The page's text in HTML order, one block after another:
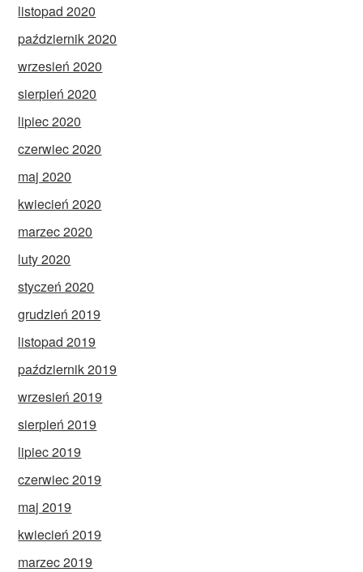
listopad 2020
październik 2020
wrzesień 2020
sierpień 2020
lipiec 2020
czerwiec 2020
maj 2020
kwiecień 2020
marzec 2020
luty 2020
styczeń 2020
grudzień 2019
listopad 2019
październik 2019
wrzesień 2019
sierpień 2019
lipiec 2019
czerwiec 2019
maj 2019
kwiecień 2019
marzec 2019